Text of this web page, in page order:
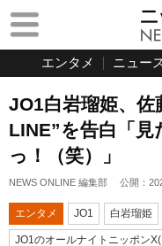
エンタメ ニュー
JO1白岩瑠姫、
LINE”を告白「
っ！（笑）」
NEWS ONLINE 編集部 公開：
エンタメ JO1 白岩瑠姫
JO1のオールナイトニッポン